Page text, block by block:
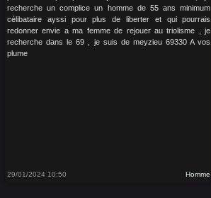
recherche un complice un homme de 55 ans minimum
célibataire ayssi pour plus de liberter et qui pourrais
redonner envie a ma femme de rejouer au triolisme , je
recherche dans le 69 , je suis de meyzieu 69330 A vos
plume
29/01/2024 10:50 Homme